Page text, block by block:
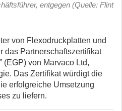
entgegen (Quelle: Flint
von Flexodruckplatten und
das Partnerschaftszertifikat
(EGP) von Marvaco Ltd,
Das Zertifikat würdigt die
erfolgreiche Umsetzung
zu liefern.